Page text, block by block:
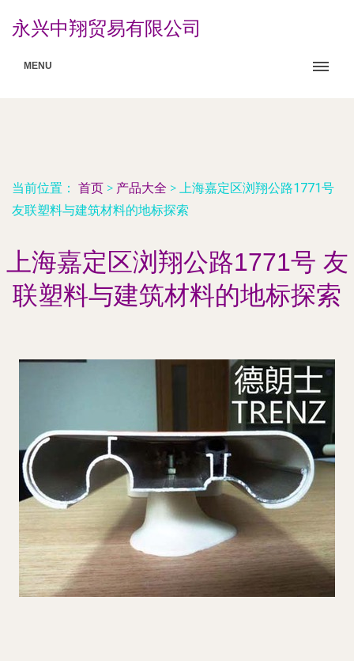
永兴中翔贸易有限公司
MENU
当前位置： 首页 > 产品大全 > 上海嘉定区浏翔公路1771号
友联塑料与建筑材料的地标探索
上海嘉定区浏翔公路1771号 友
联塑料与建筑材料的地标探索